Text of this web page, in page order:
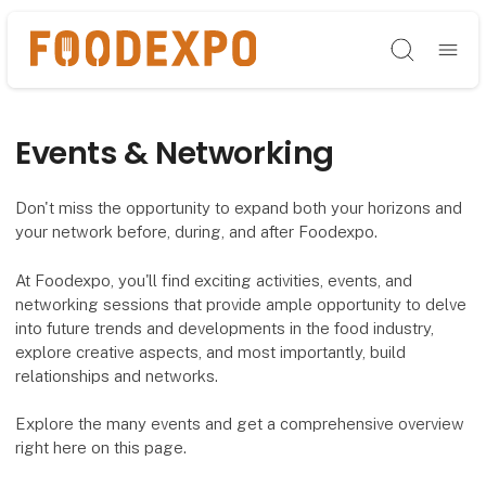
Søg
Events & Networking
Don't miss the opportunity to expand both your horizons and
your network before, during, and after Foodexpo.
At Foodexpo, you'll find exciting activities, events, and
networking sessions that provide ample opportunity to delve
into future trends and developments in the food industry,
explore creative aspects, and most importantly, build
relationships and networks.
Explore the many events and get a comprehensive overview
right here on this page.